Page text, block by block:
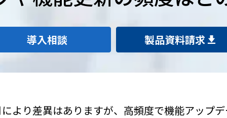
導入相談 製品資料請求
より差異はありますが、高頻度で機能アップ